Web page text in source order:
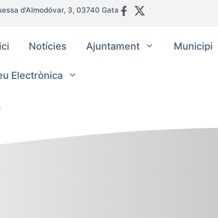
d'Almodóvar, 3, 03740 Gata
Notícies Ajuntament Municipi
Electrònica